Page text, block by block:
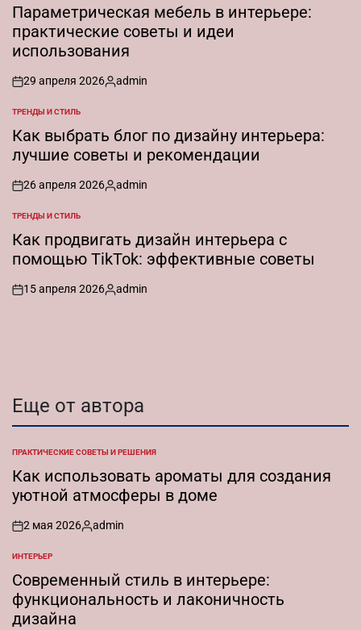
ВПараметрическая мебель в интерьере:
практические советы и идеи
использования
on
29 апреля 2026
Запись
admin
ОПУБЛИКОВАНО
В
ТРЕНДЫ И СТИЛЬ
Как выбрать блог по дизайну интерьера:
лучшие советы и рекомендации
on
26 апреля 2026
Запись
admin
ОПУБЛИКОВАНО
В
ТРЕНДЫ И СТИЛЬ
Как продвигать дизайн интерьера с
помощью TikTok: эффективные советы
on
15 апреля 2026
Запись
admin
Еще от автора
ОПУБЛИКОВАНО
В
ПРАКТИЧЕСКИЕ СОВЕТЫ И РЕШЕНИЯ
Как использовать ароматы для создания
уютной атмосферы в доме
on
2 мая 2026
Запись
admin
ОПУБЛИКОВАНО
В
ИНТЕРЬЕР
Современный стиль в интерьере:
функциональность и лаконичность
дизайна